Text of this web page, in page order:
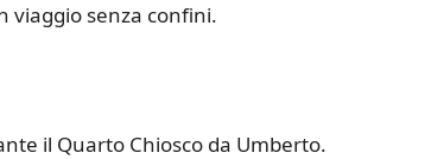
viaggio senza confini.
il Quarto Chiosco da Umberto.